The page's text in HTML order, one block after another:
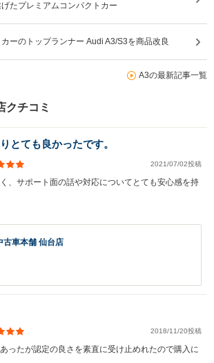
たプレミアムコンパクトカー
ーのトップランナー Audi A3/S3を商品改良
A3の最新記事一覧
クチコミ
とても良かったです。
2021/07/02投稿
、サポート面の話や対応についてとても安心感を持
古車本舗 仙台店
2018/11/20投稿
ったが認定の良さを素直に受け止めれたので購入に